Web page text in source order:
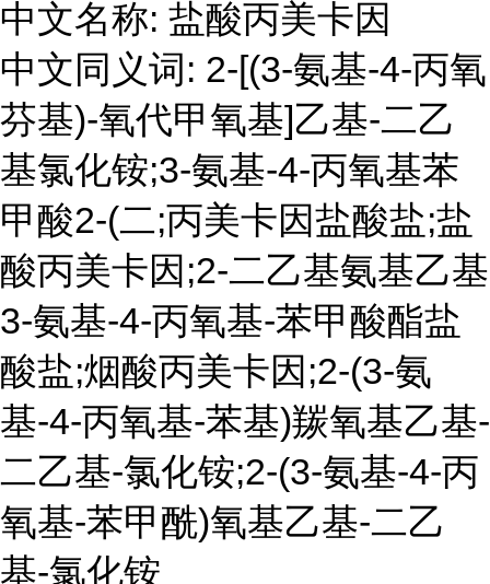
中文名称: 盐酸丙美卡因
中文同义词: 2-[(3-氨基-4-丙氧
芬基)-氧代甲氧基]乙基-二乙
基氯化铵;3-氨基-4-丙氧基苯
甲酸2-(二;丙美卡因盐酸盐;盐
酸丙美卡因;2-二乙基氨基乙基
3-氨基-4-丙氧基-苯甲酸酯盐
酸盐;烟酸丙美卡因;2-(3-氨
基-4-丙氧基-苯基)羰氧基乙基-
二乙基-氯化铵;2-(3-氨基-4-丙
氧基-苯甲酰)氧基乙基-二乙
基-氯化铵